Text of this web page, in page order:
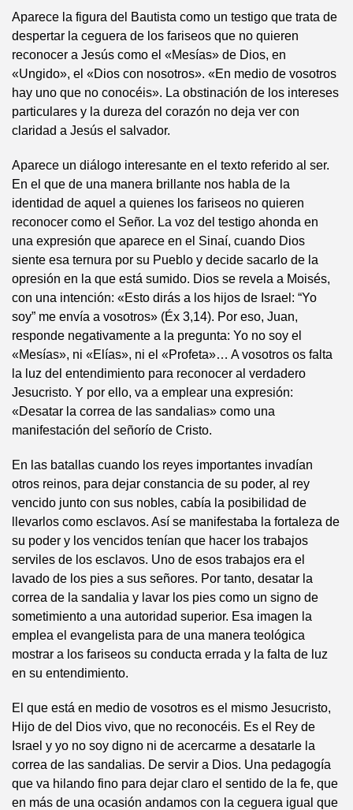
Aparece la figura del Bautista como un testigo que trata de
despertar la ceguera de los fariseos que no quieren
reconocer a Jesús como el «Mesías» de Dios, en
«Ungido», el «Dios con nosotros». «En medio de vosotros
hay uno que no conocéis». La obstinación de los intereses
particulares y la dureza del corazón no deja ver con
claridad a Jesús el salvador.
Aparece un diálogo interesante en el texto referido al ser.
En el que de una manera brillante nos habla de la
identidad de aquel a quienes los fariseos no quieren
reconocer como el Señor. La voz del testigo ahonda en
una expresión que aparece en el Sinaí, cuando Dios
siente esa ternura por su Pueblo y decide sacarlo de la
opresión en la que está sumido. Dios se revela a Moisés,
con una intención: «Esto dirás a los hijos de Israel: “Yo
soy” me envía a vosotros» (Éx 3,14). Por eso, Juan,
responde negativamente a la pregunta: Yo no soy el
«Mesías», ni «Elías», ni el «Profeta»… A vosotros os falta
la luz del entendimiento para reconocer al verdadero
Jesucristo. Y por ello, va a emplear una expresión:
«Desatar la correa de las sandalias» como una
manifestación del señorío de Cristo.
En las batallas cuando los reyes importantes invadían
otros reinos, para dejar constancia de su poder, al rey
vencido junto con sus nobles, cabía la posibilidad de
llevarlos como esclavos. Así se manifestaba la fortaleza de
su poder y los vencidos tenían que hacer los trabajos
serviles de los esclavos. Uno de esos trabajos era el
lavado de los pies a sus señores. Por tanto, desatar la
correa de la sandalia y lavar los pies como un signo de
sometimiento a una autoridad superior. Esa imagen la
emplea el evangelista para de una manera teológica
mostrar a los fariseos su conducta errada y la falta de luz
en su entendimiento.
El que está en medio de vosotros es el mismo Jesucristo,
Hijo de del Dios vivo, que no reconocéis. Es el Rey de
Israel y yo no soy digno ni de acercarme a desatarle la
correa de las sandalias. De servir a Dios. Una pedagogía
que va hilando fino para dejar claro el sentido de la fe, que
en más de una ocasión andamos con la ceguera igual que